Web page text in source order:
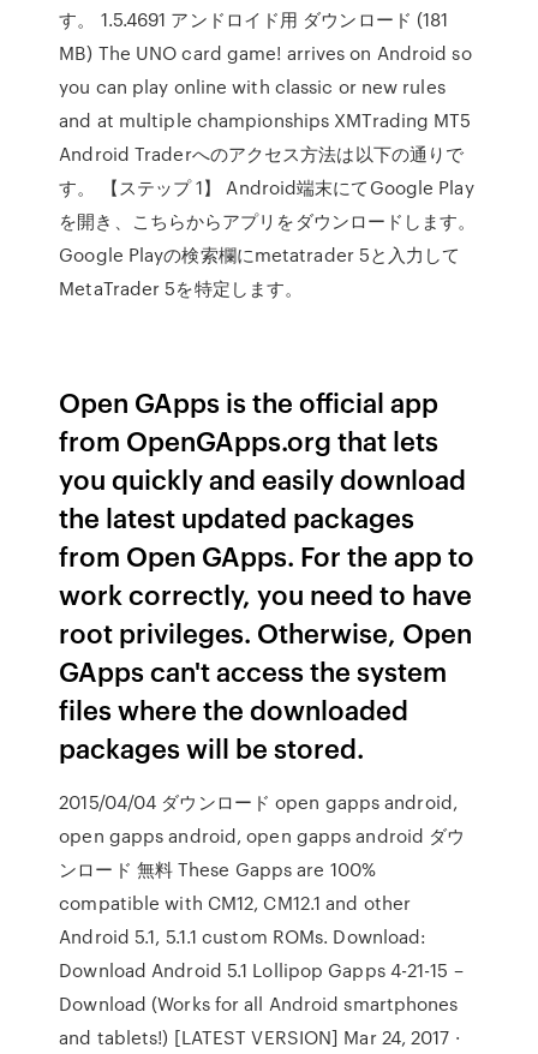
す。 1.5.4691 アンドロイド用 ダウンロード (181
MB) The UNO card game! arrives on Android so
you can play online with classic or new rules
and at multiple championships XMTrading MT5
Android Traderへのアクセス方法は以下の通りで
す。 【ステップ 1】 Android端末にてGoogle Play
を開き、こちらからアプリをダウンロードします。
Google Playの検索欄にmetatrader 5と入力して
MetaTrader 5を特定します。
Open GApps is the official app
from OpenGApps.org that lets
you quickly and easily download
the latest updated packages
from Open GApps. For the app to
work correctly, you need to have
root privileges. Otherwise, Open
GApps can't access the system
files where the downloaded
packages will be stored.
2015/04/04 ダウンロード open gapps android,
open gapps android, open gapps android ダウ
ンロード 無料 These Gapps are 100%
compatible with CM12, CM12.1 and other
Android 5.1, 5.1.1 custom ROMs. Download:
Download Android 5.1 Lollipop Gapps 4-21-15 –
Download (Works for all Android smartphones
and tablets!) [LATEST VERSION] Mar 24, 2017 ·